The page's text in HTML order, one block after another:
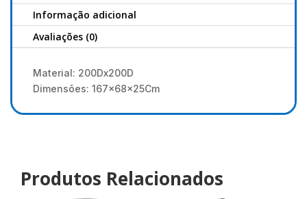
1
LSC
Informação adicional
Avaliações (0)
Material: 200Dx200D
Dimensões: 167x68x25Cm
Produtos Relacionados